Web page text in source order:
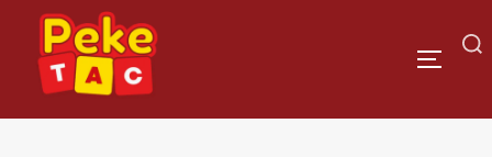
Saltar
contenido
Buscar: